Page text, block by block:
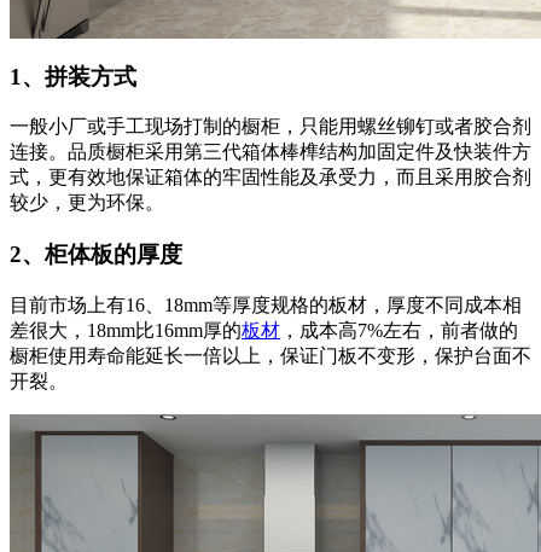
1、拼装方式
一般小厂或手工现场打制的橱柜，只能用螺丝铆钉或者胶合剂
连接。品质橱柜采用第三代箱体棒榫结构加固定件及快装件方
式，更有效地保证箱体的牢固性能及承受力，而且采用胶合剂
较少，更为环保。
2、柜体板的厚度
目前市场上有16、18mm等厚度规格的板材，厚度不同成本相
差很大，18mm比16mm厚的板材 ，成本高7%左右，前者做的
橱柜使用寿命能延长一倍以上，保证门板不变形，保护台面不
开裂。